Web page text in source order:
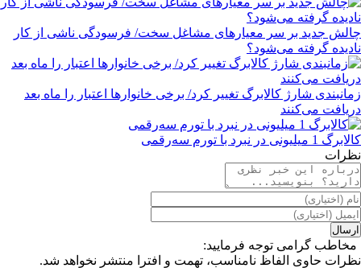
چالش جدید بر سر معیارهای مشاغل سخت/ فرسودگی ناشی از کار
نادیده گرفته می‌شود؟
زمانبندی شارژ کالابرگ تغییر کرد/ برخی خانوارها اعتبار را ماه بعد
دریافت می‌کنند
کالابرگ 1 میلیونی در نبرد با تورم سه‌رقمی
نظرات
مخاطب گرامی توجه فرمایید:
نظرات حاوی الفاظ نامناسب، تهمت و افترا منتشر نخواهد شد.